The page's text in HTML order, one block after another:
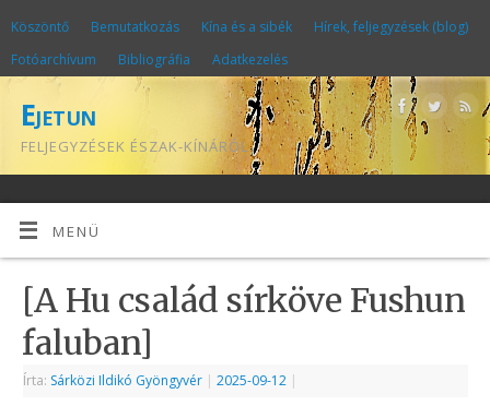
Köszöntő Bemutatkozás Kína és a sibék
Hírek, feljegyzések (blog)
Fotóarchívum
Bibliográfia Adatkezelés
Ejetun
FELJEGYZÉSEK ÉSZAK-KÍNÁRÓL
MENÜ
[A Hu család sírköve Fushun
faluban]
Írta: Sárközi Ildikó Gyöngyvér | 2025-09-12 |